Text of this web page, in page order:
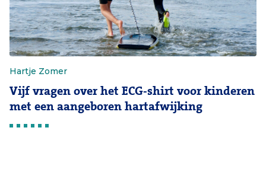
Hartje Zomer
Vijf vragen over het ECG-shirt voor kinderen
met een aangeboren hartafwijking